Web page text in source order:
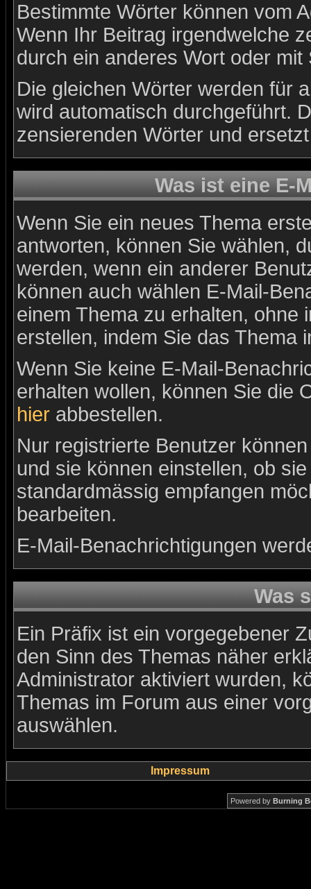
Bestimmte Wörter können vom
Wenn Ihr Beitrag irgendwelche
durch ein anderes Wort oder
Die gleichen Wörter werden für
wird automatisch durchgeführt.
zensierenden Wörter und
Was ist eine E-
Wenn Sie ein neues Thema
antworten, können Sie wählen,
werden, wenn ein anderer
können auch wählen E-Mail-
einem Thema zu erhalten, ohne
erstellen, indem Sie das Thema
Wenn Sie keine E-Mail-
erhalten wollen, können Sie die
hier abbestellen.
Nur registrierte Benutzer
und sie können einstellen, ob
standardmässig empfangen
bearbeiten.
E-Mail-Benachrichtigungen
Was
Ein Präfix ist ein vorgegebener
den Sinn des Themas näher
Administrator aktiviert wurden,
Themas im Forum aus einer
auswählen.
Impressum
Powered by Burning